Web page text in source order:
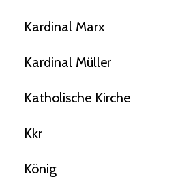
Kardinal Marx
Kardinal Müller
Katholische Kirche
Kkr
König